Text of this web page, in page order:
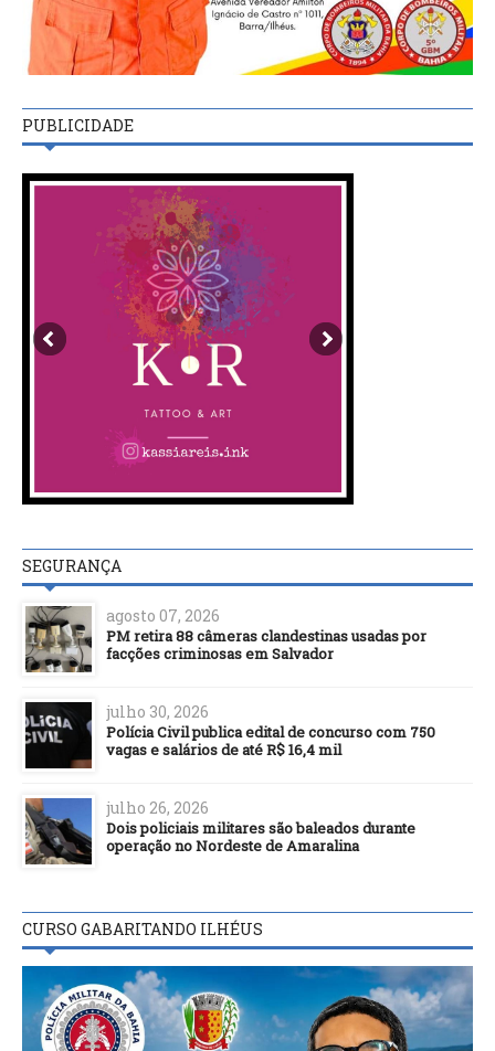
PUBLICIDADE
SEGURANÇA
agosto 07, 2026
PM retira 88 câmeras clandestinas usadas por
facções criminosas em Salvador
julho 30, 2026
Polícia Civil publica edital de concurso com 750
vagas e salários de até R$ 16,4 mil
julho 26, 2026
Dois policiais militares são baleados durante
operação no Nordeste de Amaralina
CURSO GABARITANDO ILHÉUS